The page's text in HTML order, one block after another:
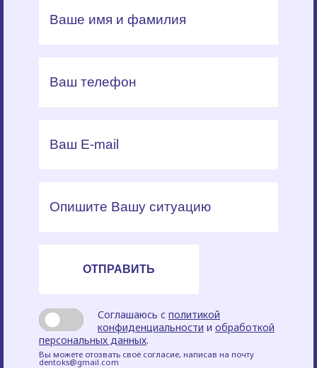
Соглашаюсь с политикой
конфиденциальности и обработкой
персональных данных.
Вы можете отозвать своё согласие, написав на почту
dentoks@gmail.com